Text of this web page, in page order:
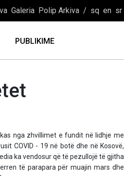
Galeria Polip Arkiva / sq en sr
PUBLIKIME
nga zhvillimet e fundit në lidhje me
COVID - 19 në botë dhe në Kosovë,
ka vendosur që të pezullojë të gjitha
të parapara për muajin mars dhe